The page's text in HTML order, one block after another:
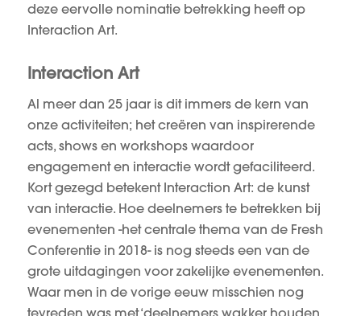
deze eervolle nominatie betrekking heeft op
Interaction Art.
Interaction Art
Al meer dan 25 jaar is dit immers de kern van
onze activiteiten; het creëren van inspirerende
acts, shows en workshops waardoor
engagement en interactie wordt gefaciliteerd.
Kort gezegd betekent Interaction Art: de kunst
van interactie. Hoe deelnemers te betrekken bij
evenementen -het centrale thema van de Fresh
Conferentie in 2018- is nog steeds een van de
grote uitdagingen voor zakelijke evenementen.
Waar men in de vorige eeuw misschien nog
tevreden was met ‘deelnemers wakker houden